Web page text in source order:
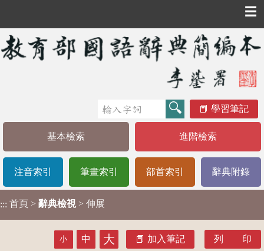
☰
學習筆記
基本檢索 進階檢索
注音索引 筆畫索引 部首索引 辭典附錄
::: 首頁 > 辭典檢視 > 伸展
小 中 大 加入筆記 列 印